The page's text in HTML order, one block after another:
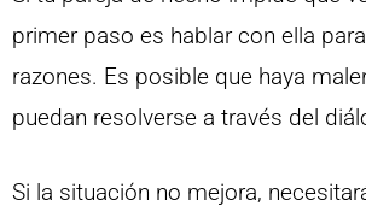
primer paso es hablar con ella
razones. Es posible que haya
puedan resolverse a través del
Si la situación no mejora,